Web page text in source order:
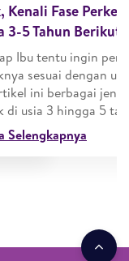
Kenali Fase
3-5 Tahun Berikut
Ibu tentu ingin
sesuai dengan
ini berbagai
di usia 3 hingga 5
Selengkapnya